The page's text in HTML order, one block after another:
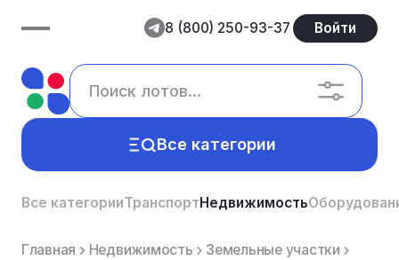
8 (800) 250-93-37 Войти
Все категории
Все категорииТранспортНедвижимость
Главная Недвижимость
Земельные участки